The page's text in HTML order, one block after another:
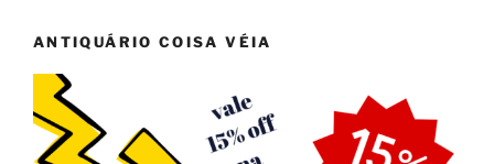
ANTIQUÁRIO COISA VÉIA